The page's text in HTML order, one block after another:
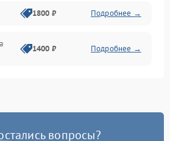
1800 ₽ Подробнее →
1400 ₽ Подробнее →
1500 ₽ Подробнее →
вопросы?